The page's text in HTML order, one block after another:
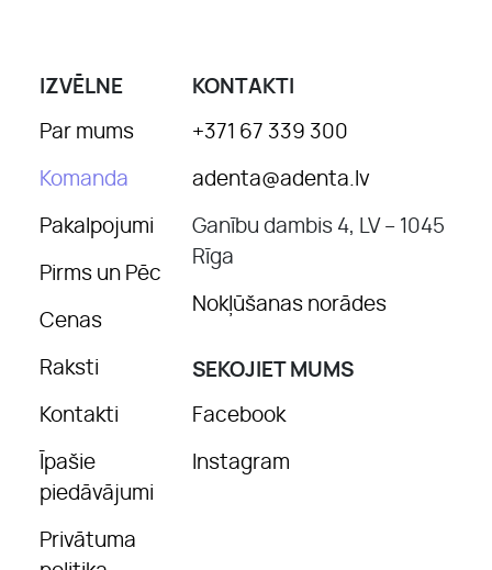
IZVĒLNE
Par mums
Komanda
Pakalpojumi
Pirms un Pēc
Cenas
Raksti
Kontakti
Īpašie
piedāvājumi
Privātuma
KONTAKTI
+371 67 339 300
adenta@adenta.lv
Ganību dambis 4, LV – 1045
Rīga
Nokļūšanas norādes
SEKOJIET MUMS
Facebook
Instagram